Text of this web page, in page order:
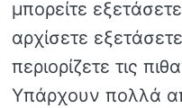
μπορείτε
αρχίσετε
περιορίζετε τις
Υπάρχουν πολλά